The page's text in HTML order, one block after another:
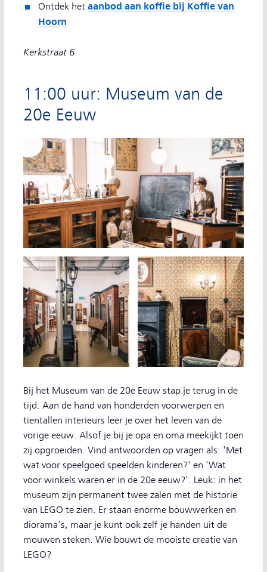
Ontdek het aanbod aan koffie bij Koffie van
Hoorn
Kerkstraat 6
11:00 uur: Museum van de
20e Eeuw
Bij het Museum van de 20e Eeuw stap je terug in de
tijd. Aan de hand van honderden voorwerpen en
tientallen interieurs leer je over het leven van de
vorige eeuw. Alsof je bij je opa en oma meekijkt toen
zij opgroeiden. Vind antwoorden op vragen als: 'Met
wat voor speelgoed speelden kinderen?' en 'Wat
voor winkels waren er in de 20e eeuw?'. Leuk: in het
museum zijn permanent twee zalen met de historie
van LEGO te zien. Er staan enorme bouwwerken en
diorama's, maar je kunt ook zelf je handen uit de
mouwen steken. Wie bouwt de mooiste creatie van
LEGO?